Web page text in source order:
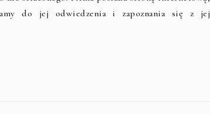
do jej odwiedzenia i zapoznania się z jej